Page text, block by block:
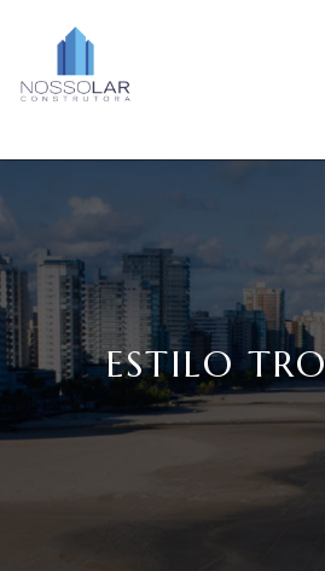
ESTILO